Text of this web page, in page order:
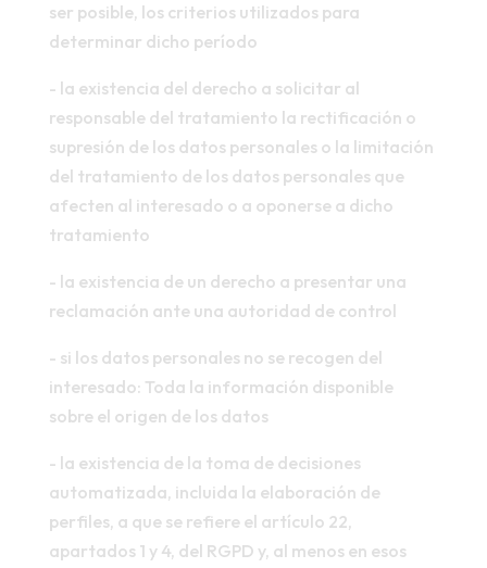
ser posible, los criterios utilizados para
determinar dicho período
- la existencia del derecho a solicitar al
responsable del tratamiento la rectificación o
supresión de los datos personales o la limitación
del tratamiento de los datos personales que
afecten al interesado o a oponerse a dicho
tratamiento
- la existencia de un derecho a presentar una
reclamación ante una autoridad de control
- si los datos personales no se recogen del
interesado: Toda la información disponible
sobre el origen de los datos
- la existencia de la toma de decisiones
automatizada, incluida la elaboración de
perfiles, a que se refiere el artículo 22,
apartados 1 y 4, del RGPD y, al menos en esos